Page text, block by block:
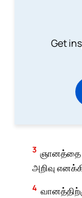
Get
3 ஞானத்தை
அறிவு
4